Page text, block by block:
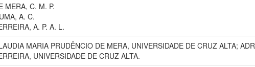
MERA, C. M. P.
A. C.
A. P. A. L.
MARIA PRUDÊNCIO DE MERA, UNIVERSIDADE DE CRUZ ALTA;
UNIVERSIDADE DE CRUZ ALTA.